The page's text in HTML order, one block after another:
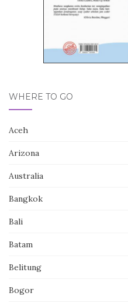
WHERE TO GO
Aceh
Arizona
Australia
Bangkok
Bali
Batam
Belitung
Bogor